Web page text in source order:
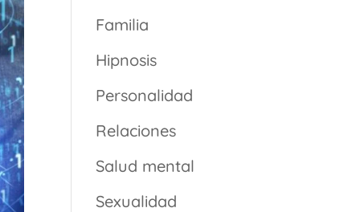
Familia
Hipnosis
Personalidad
Relaciones
Salud mental
Sexualidad